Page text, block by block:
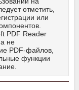
отметить,
или
PDF Reader
не
PDF-файлов,
функции